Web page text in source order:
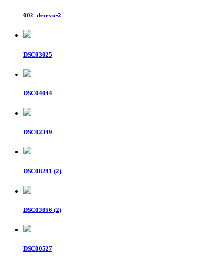
002_derevo-2
DSC03025
DSC04044
DSC02349
DSC08281 (2)
DSC03056 (2)
DSC00527